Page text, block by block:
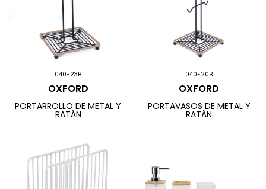
040-23B
OXFORD
PORTARROLLO DE METAL Y
RATÁN
040-20B
OXFORD
PORTAVASOS DE METAL Y
RATÁN